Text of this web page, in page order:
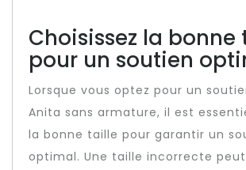
Choisissez la bonne
pour un soutien
Lorsque vous optez pour un
Anita sans armature, il est
la bonne taille pour garantir un
optimal. Une taille incorrecte peut